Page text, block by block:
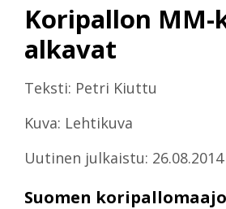
Koripallon MM-
alkavat
Teksti: Petri Kiuttu
Kuva: Lehtikuva
Uutinen julkaistu: 26.08.2014
Suomen